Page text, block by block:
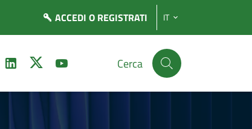
ACCEDI O REGISTRATI IT
Cerca